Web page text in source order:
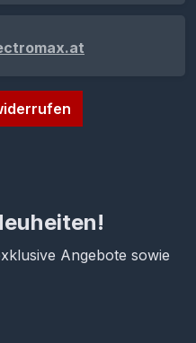
Angebote sowie